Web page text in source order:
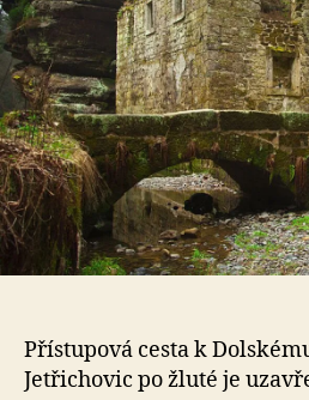
Přístupová cesta k
Jetřichovic po žluté je